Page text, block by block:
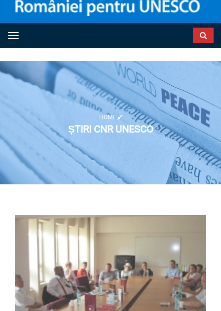
Toggle navigation
HOME
ȘTIRI CNR UNESCO
Listă activități